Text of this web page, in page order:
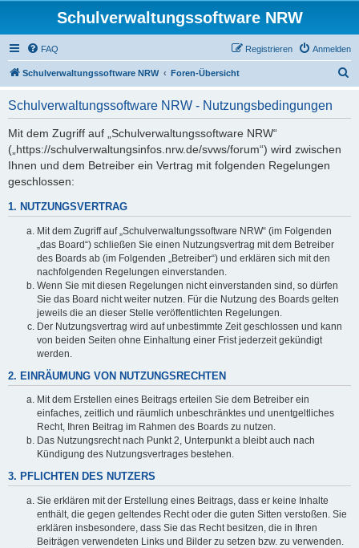
Schulverwaltungssoftware NRW
FAQ Anmelden
Registrieren
Schulverwaltungssoftware NRW Foren-Übersicht
Schulverwaltungssoftware NRW - Nutzungsbedingungen
Mit dem Zugriff auf „Schulverwaltungssoftware NRW“
(„https://schulverwaltungsinfos.nrw.de/svws/forum“) wird zwischen
Ihnen und dem Betreiber ein Vertrag mit folgenden Regelungen
geschlossen:
1. NUTZUNGSVERTRAG
Mit dem Zugriff auf „Schulverwaltungssoftware NRW“ (im Folgenden
„das Board“) schließen Sie einen Nutzungsvertrag mit dem Betreiber
des Boards ab (im Folgenden „Betreiber“) und erklären sich mit den
nachfolgenden Regelungen einverstanden.
Wenn Sie mit diesen Regelungen nicht einverstanden sind, so dürfen
Sie das Board nicht weiter nutzen. Für die Nutzung des Boards gelten
jeweils die an dieser Stelle veröffentlichten Regelungen.
Der Nutzungsvertrag wird auf unbestimmte Zeit geschlossen und kann
von beiden Seiten ohne Einhaltung einer Frist jederzeit gekündigt
werden.
2. EINRÄUMUNG VON NUTZUNGSRECHTEN
Mit dem Erstellen eines Beitrags erteilen Sie dem Betreiber ein
einfaches, zeitlich und räumlich unbeschränktes und unentgeltliches
Recht, Ihren Beitrag im Rahmen des Boards zu nutzen.
Das Nutzungsrecht nach Punkt 2, Unterpunkt a bleibt auch nach
Kündigung des Nutzungsvertrages bestehen.
3. PFLICHTEN DES NUTZERS
Sie erklären mit der Erstellung eines Beitrags, dass er keine Inhalte
enthält, die gegen geltendes Recht oder die guten Sitten verstoßen. Sie
erklären insbesondere, dass Sie das Recht besitzen, die in Ihren
Beiträgen verwendeten Links und Bilder zu setzen bzw. zu verwenden.